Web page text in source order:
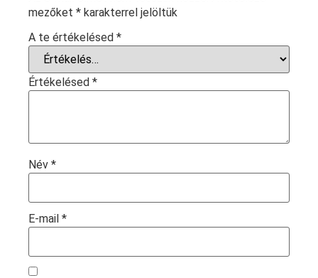
mezőket * karakterrel jelöltük
A te értékelésed *
Értékelésed *
Név *
E-mail *